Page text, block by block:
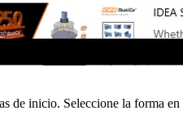
de inicio. Seleccione la forma en